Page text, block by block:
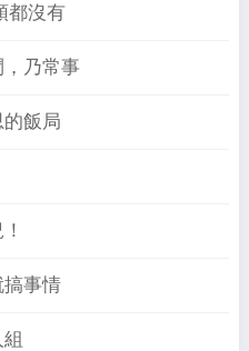
都沒有
，乃常事
的飯局
搞事情